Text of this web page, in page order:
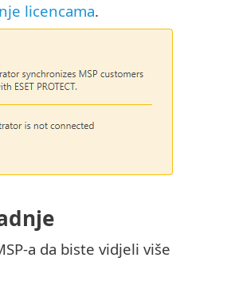
licencama.
a da biste vidjeli više